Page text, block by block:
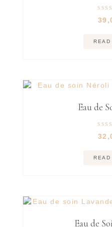
out
READ
Eau de
READ
Eau de